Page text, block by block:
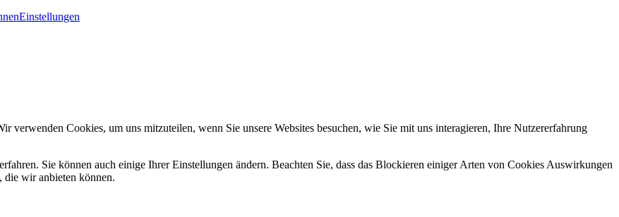
Einstellungen
verwenden Cookies, um uns mitzuteilen, wenn Sie unsere Websites besuchen, wie Sie mit uns interagieren, Ihre Nutzererfahrung
Sie können auch einige Ihrer Einstellungen ändern. Beachten Sie, dass das Blockieren einiger Arten von Cookies Auswirkungen
die wir anbieten können.